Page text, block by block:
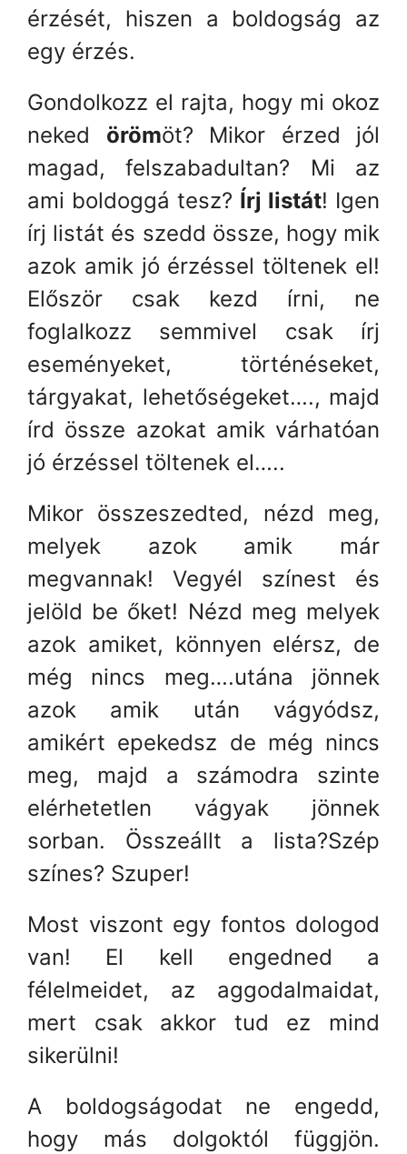
érzését, hiszen a boldogság az
egy érzés.
Gondolkozz el rajta, hogy mi okoz
neked örömöt? Mikor érzed jól
magad, felszabadultan? Mi az
ami boldoggá tesz? Írj listát! Igen
írj listát és szedd össze, hogy mik
azok amik jó érzéssel töltenek el!
Először csak kezd írni, ne
foglalkozz semmivel csak írj
eseményeket, történéseket,
tárgyakat, lehetőségeket…., majd
írd össze azokat amik várhatóan
jó érzéssel töltenek el…..
Mikor összeszedted, nézd meg,
melyek azok amik már
megvannak! Vegyél színest és
jelöld be őket! Nézd meg melyek
azok amiket, könnyen elérsz, de
még nincs meg….utána jönnek
azok amik után vágyódsz,
amikért epekedsz de még nincs
meg, majd a számodra szinte
elérhetetlen vágyak jönnek
sorban. Összeállt a lista?Szép
színes? Szuper!
Most viszont egy fontos dologod
van! El kell engedned a
félelmeidet, az aggodalmaidat,
mert csak akkor tud ez mind
sikerülni!
A boldogságodat ne engedd,
hogy más dolgoktól függjön.